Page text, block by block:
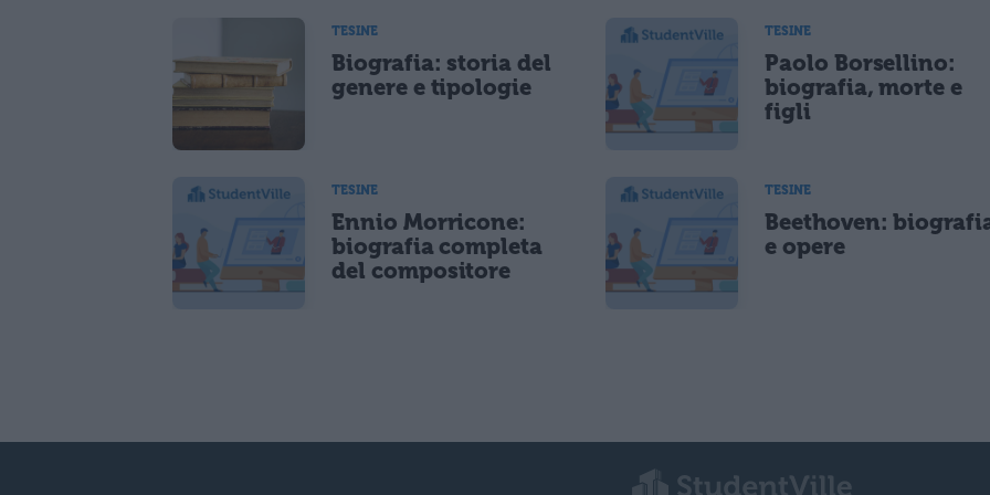
TESINE
Biografia: storia del
genere e tipologie
TESINE
Paolo Borsellino:
biografia, morte e
figli
TESINE
Ennio Morricone:
biografia completa
del compositore
TESINE
Beethoven:
e opere